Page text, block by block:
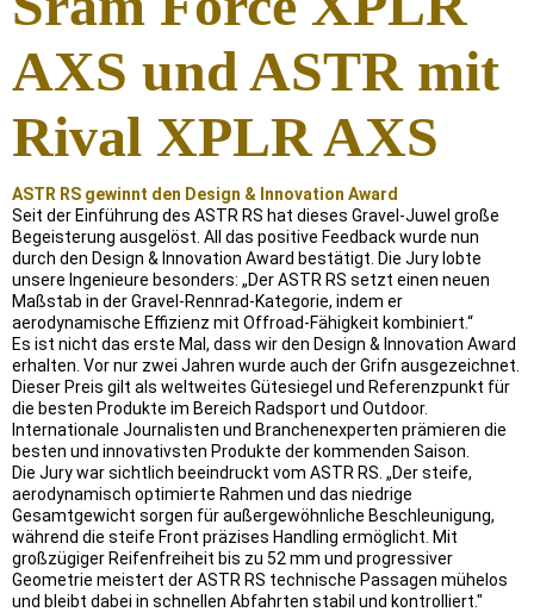
AXS und ASTR mit
Rival XPLR AXS
ASTR RS gewinnt den Design & Innovation Award
Seit der Einführung des ASTR RS hat dieses Gravel-Juwel große
Begeisterung ausgelöst. All das positive Feedback wurde nun
durch den Design & Innovation Award bestätigt. Die Jury lobte
unsere Ingenieure besonders: „Der ASTR RS setzt einen neuen
Maßstab in der Gravel-Rennrad-Kategorie, indem er
aerodynamische Effizienz mit Offroad-Fähigkeit kombiniert.“
Es ist nicht das erste Mal, dass wir den Design & Innovation Award
erhalten. Vor nur zwei Jahren wurde auch der Grifn ausgezeichnet.
Dieser Preis gilt als weltweites Gütesiegel und Referenzpunkt für
die besten Produkte im Bereich Radsport und Outdoor.
Internationale Journalisten und Branchenexperten prämieren die
besten und innovativsten Produkte der kommenden Saison.
Die Jury war sichtlich beeindruckt vom ASTR RS. „Der steife,
aerodynamisch optimierte Rahmen und das niedrige
Gesamtgewicht sorgen für außergewöhnliche Beschleunigung,
während die steife Front präzises Handling ermöglicht. Mit
großzügiger Reifenfreiheit bis zu 52 mm und progressiver
Geometrie meistert der ASTR RS technische Passagen mühelos
und bleibt dabei in schnellen Abfahrten stabil und kontrolliert."